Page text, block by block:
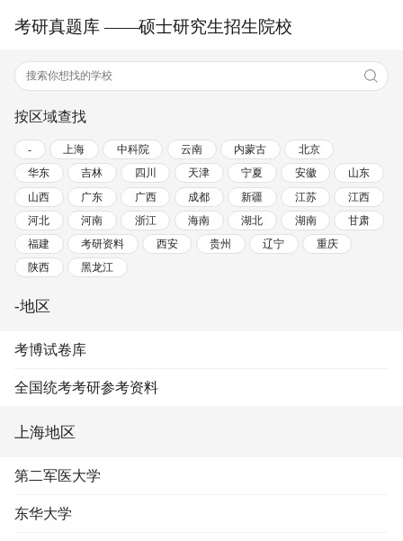
考研真题库 ——硕士研究生招生院校
按区域查找
- 上海 中科院 云南 内蒙古
北京
华东
吉林 四川 天津 宁夏 安徽
山东
山西
广东 广西 成都 新疆 江苏
江西
河北
河南 浙江 海南 湖北 湖南
甘肃
福建
考研资料 西安 贵州 辽宁
重庆
陕西
黑龙江
-地区
考博试卷库
全国统考考研参考资料
上海地区
第二军医大学
东华大学